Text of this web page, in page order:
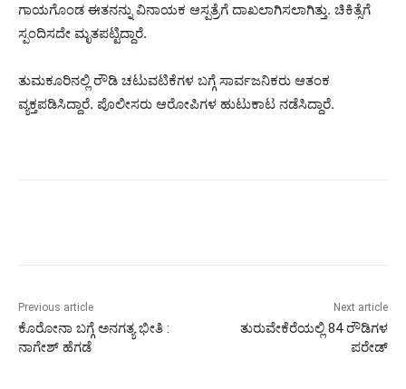
ಗಾಯಗೊಂಡ ಈತನನ್ನು ವಿನಾಯಕ ಆಸ್ಪತ್ರೆಗೆ ದಾಖಲಾಗಿಸಲಾಗಿತ್ತು. ಚಿಕಿತ್ಸೆಗೆ
ಸ್ಪಂದಿಸದೇ ಮೃತಪಟ್ಟಿದ್ದಾರೆ.
ತುಮಕೂರಿನಲ್ಲಿ ರೌಡಿ ಚಟುವಟಿಕೆಗಳ ಬಗ್ಗೆ ಸಾರ್ವಜನಿಕರು ಆತಂಕ
ವ್ಯಕ್ತಪಡಿಸಿದ್ದಾರೆ. ಪೊಲೀಸರು ಆರೋಪಿಗಳ ಹುಟುಕಾಟ ನಡೆಸಿದ್ದಾರೆ.
Previous article
ಕೊರೋನಾ ಬಗ್ಗೆ ಅನಗತ್ಯ ಭೀತಿ :
ನಾಗೇಶ್ ಹೆಗಡೆ
Next article
ತುರುವೇಕೆರೆಯಲ್ಲಿ 84 ರೌಡಿಗಳ
ಪರೇಡ್